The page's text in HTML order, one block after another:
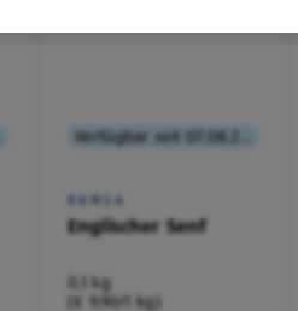
RAMSA
Englischer Senf
0,1 kg
(€ 9,90/1 kg)